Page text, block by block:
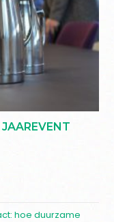
hoe duurzame